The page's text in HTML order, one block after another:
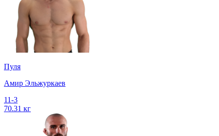
Пуля
Амир Эльжуркаев
11-3
70.31 кг